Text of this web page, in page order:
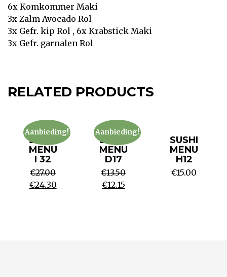
6x Komkommer Maki
3x Zalm Avocado Rol
3x Gefr. kip Rol , 6x Krabstick Maki
3x Gefr. garnalen Rol
RELATED PRODUCTS
Aanbieding!
SUSHI
MENU
I 32
€27.00
€24.30
Aanbieding!
SUSHI
MENU
D17
€13.50
€12.15
SUSHI
MENU
H12
€15.00